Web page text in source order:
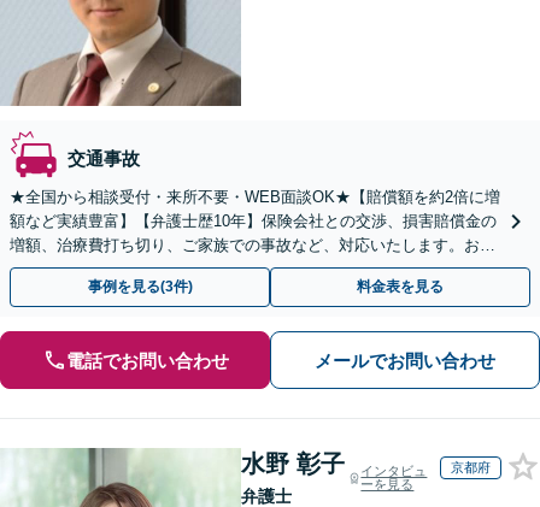
交通事故
★全国から相談受付・来所不要・WEB面談OK★【賠償額を約2倍に増
額など実績豊富】【弁護士歴10年】保険会社との交渉、損害賠償金の
増額、治療費打ち切り、ご家族での事故など、対応いたします。お早
めにご相談ください【初回相談・着手金無料】
事例を見る(3件) 料金表を見る
電話でお問い合わせ メールでお問い合わせ
水野 彰子
弁護士
インタビュ
ーを見る
京都府